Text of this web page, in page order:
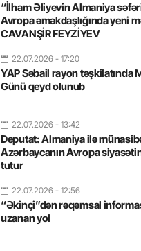
“İlham Əliyevin Almaniya
Avropa əməkdaşlığında yeni
CAVANŞİR FEYZİYEV
22.07.2026 - 17:20
YAP Səbail rayon təşkilatında
Günü qeyd olunub
22.07.2026 - 13:42
Deputat: Almaniya ilə
Azərbaycanın Avropa
tutur
22.07.2026 - 12:56
“Əkinçi”dən rəqəmsal
uzanan yol